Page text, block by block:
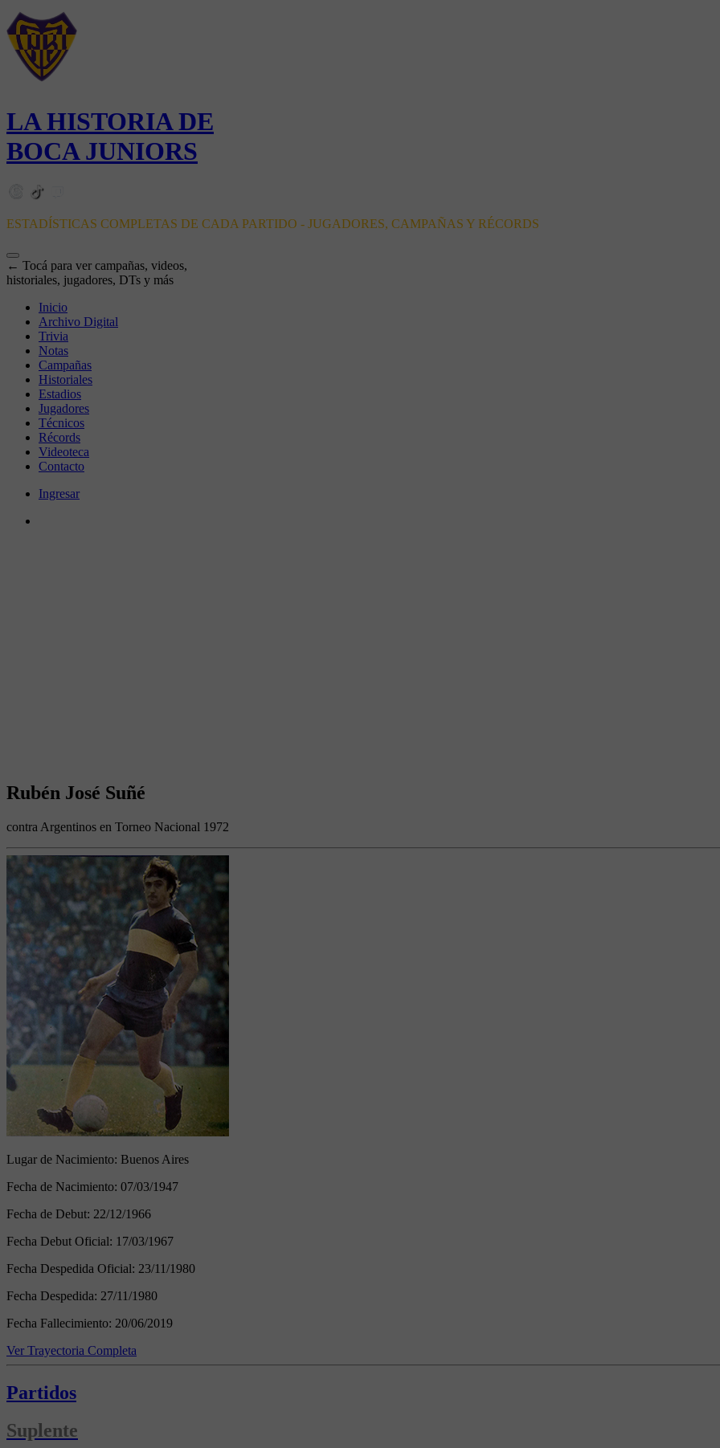
LA HISTORIA DE
BOCA JUNIORS
ESTADÍSTICAS COMPLETAS DE CADA PARTIDO - JUGADORES, CAMPAÑAS Y RÉCORDS
← Tocá para ver campañas, videos,
historiales, jugadores, DTs y más
Inicio
Archivo Digital
Trivia
Notas
Campañas
Historiales
Estadios
Jugadores
Técnicos
Récords
Videoteca
Contacto
Ingresar
Rubén José Suñé
contra Argentinos en Torneo Nacional 1972
Lugar de Nacimiento: Buenos Aires
Fecha de Nacimiento: 07/03/1947
Fecha de Debut: 22/12/1966
Fecha Debut Oficial: 17/03/1967
Fecha Despedida Oficial: 23/11/1980
Fecha Despedida: 27/11/1980
Fecha Fallecimiento: 20/06/2019
Ver Trayectoria Completa
Partidos
Suplente